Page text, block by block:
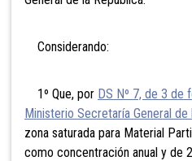
Considerando:
1º Que, por DS Nº 7, de 3 de
Ministerio Secretaría General de
zona saturada para Material
como concentración anual y de